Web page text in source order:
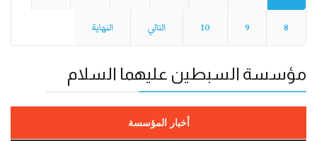
8
9
10 التالي النهاية
مؤسسة السبطين عليهما السلام
أخبار المؤسسة